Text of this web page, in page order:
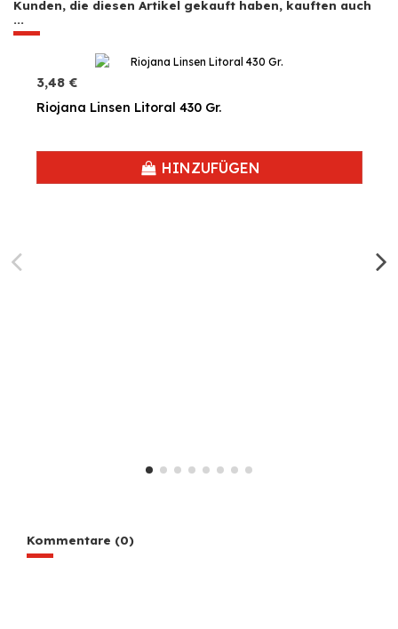
Kunden, die diesen Artikel gekauft haben, kauften auch
...
3,48 €
Riojana Linsen Litoral 430 Gr.
HINZUFÜGEN
Kommentare (0)